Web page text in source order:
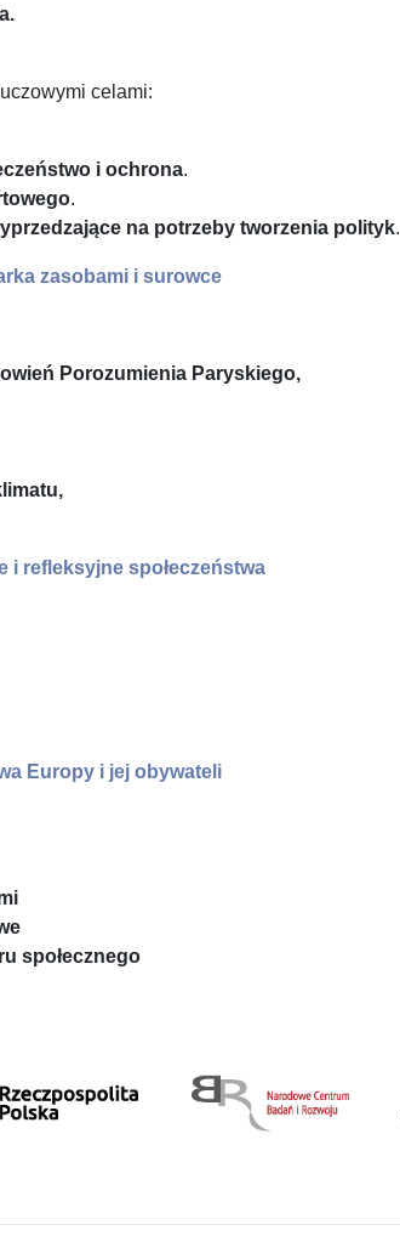
celami:
i ochrona.
.
na potrzeby tworzenia polityk.
zasobami i surowce
Porozumienia Paryskiego,
i refleksyjne społeczeństwa
Europy i jej obywateli
społecznego